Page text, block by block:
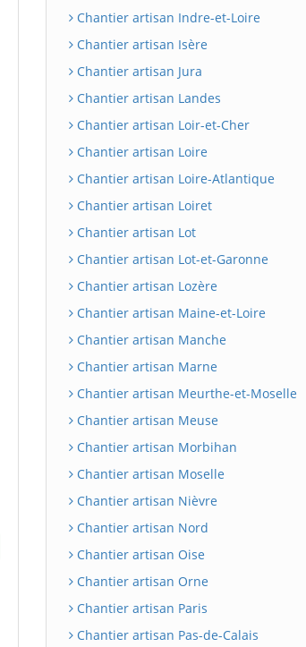
Chantier artisan Indre-et-Loire
Chantier artisan Isère
Chantier artisan Jura
Chantier artisan Landes
Chantier artisan Loir-et-Cher
Chantier artisan Loire
Chantier artisan Loire-Atlantique
Chantier artisan Loiret
Chantier artisan Lot
Chantier artisan Lot-et-Garonne
Chantier artisan Lozère
Chantier artisan Maine-et-Loire
Chantier artisan Manche
Chantier artisan Marne
Chantier artisan Meurthe-et-Moselle
Chantier artisan Meuse
Chantier artisan Morbihan
Chantier artisan Moselle
Chantier artisan Nièvre
Chantier artisan Nord
Chantier artisan Oise
Chantier artisan Orne
Chantier artisan Paris
Chantier artisan Pas-de-Calais